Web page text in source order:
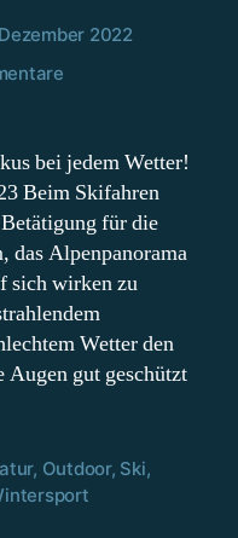
2022
zu
2023:
Laserfokus
bei
jedem
Wetter!
bei jedem Wetter!
Beim Skifahren
für die
das Alpenpanorama
sich wirken zu
Wetter den
gut geschützt
, Outdoor, Ski,